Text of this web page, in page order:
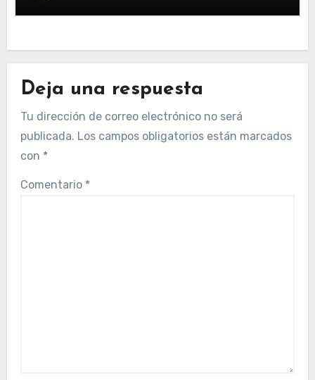
Deja una respuesta
Tu dirección de correo electrónico no será
publicada. Los campos obligatorios están marcados
con *
Comentario *